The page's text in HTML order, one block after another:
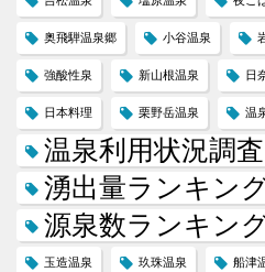
奥飛騨温泉郷 小谷温泉
強酸性泉 新山根温泉 日
日本料理 栗野岳温泉 温
温泉利用状況調査
湧出量ランキン
源泉数ランキン
玉造温泉 玖珠温泉 船津